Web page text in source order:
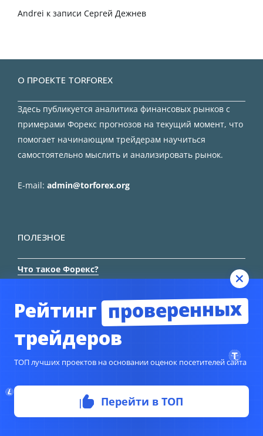
Andrei к записи Сергей Дежнев
О ПРОЕКТЕ TORFOREX
Здесь публикуется аналитика финансовых рынков с
примерами Форекс прогнозов на текущий момент, что
помогает начинающим трейдерам научиться
самостоятельно мыслить и анализировать рынок.
E-mail: admin@torforex.org
ПОЛЕЗНОЕ
Что такое Форекс?
Рейтинг Брокеров
Отзывы трейдеров
Рейтинг проверенных
трейдеров
ТОП лучших проектов на основании оценок посетителей сайта
Перейти в ТОП